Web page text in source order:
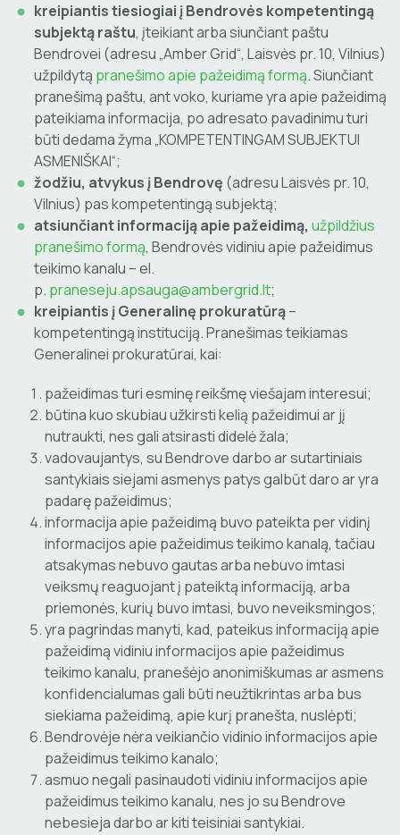
kreipiantis tiesiogiai į Bendrovės kompetentingą
subjektą raštu, įteikiant arba siunčiant paštu
Bendrovei (adresu „Amber Grid“, Laisvės pr. 10, Vilnius)
užpildytą pranešimo apie pažeidimą formą. Siunčiant
pranešimą paštu, ant voko, kuriame yra apie pažeidimą
pateikiama informacija, po adresato pavadinimu turi
būti dedama žyma „KOMPETENTINGAM SUBJEKTUI
ASMENIŠKAI“;
žodžiu, atvykus į Bendrovę (adresu Laisvės pr. 10,
Vilnius) pas kompetentingą subjektą;
atsiunčiant informaciją apie pažeidimą, užpildžius
pranešimo formą, Bendrovės vidiniu apie pažeidimus
teikimo kanalu – el.
p. praneseju.apsauga@ambergrid.lt;
kreipiantis į Generalinę prokuratūrą–
kompetentingą instituciją. Pranešimas teikiamas
Generalinei prokuratūrai, kai:
pažeidimas turi esminę reikšmę viešajam interesui;
būtina kuo skubiau užkirsti kelią pažeidimui ar jį
nutraukti, nes gali atsirasti didelė žala;
vadovaujantys, su Bendrove darbo ar sutartiniais
santykiais siejami asmenys patys galbūt daro ar yra
padarę pažeidimus;
informacija apie pažeidimą buvo pateikta per vidinį
informacijos apie pažeidimus teikimo kanalą, tačiau
atsakymas nebuvo gautas arba nebuvo imtasi
veiksmų reaguojant į pateiktą informaciją, arba
priemonės, kurių buvo imtasi, buvo neveiksmingos;
yra pagrindas manyti, kad, pateikus informaciją apie
pažeidimą vidiniu informacijos apie pažeidimus
teikimo kanalu, pranešėjo anonimiškumas ar asmens
konfidencialumas gali būti neužtikrintas arba bus
siekiama pažeidimą, apie kurį pranešta, nuslėpti;
Bendrovėje nėra veikiančio vidinio informacijos apie
pažeidimus teikimo kanalo;
asmuo negali pasinaudoti vidiniu informacijos apie
pažeidimus teikimo kanalu, nes jo su Bendrove
nebesieja darbo ar kiti teisiniai santykiai.